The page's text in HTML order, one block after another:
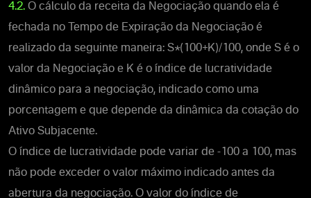
4.2. O cálculo da receita da Negociação quando ela é
fechada no Tempo de Expiração da Negociação é
realizado da seguinte maneira: S*(100+K)/100, onde S é o
valor da Negociação e K é o índice de lucratividade
dinâmico para a negociação, indicado como uma
porcentagem e que depende da dinâmica da cotação do
Ativo Subjacente.
O índice de lucratividade pode variar de -100 a 100, mas
não pode exceder o valor máximo indicado antes da
abertura da negociação. O valor do índice de